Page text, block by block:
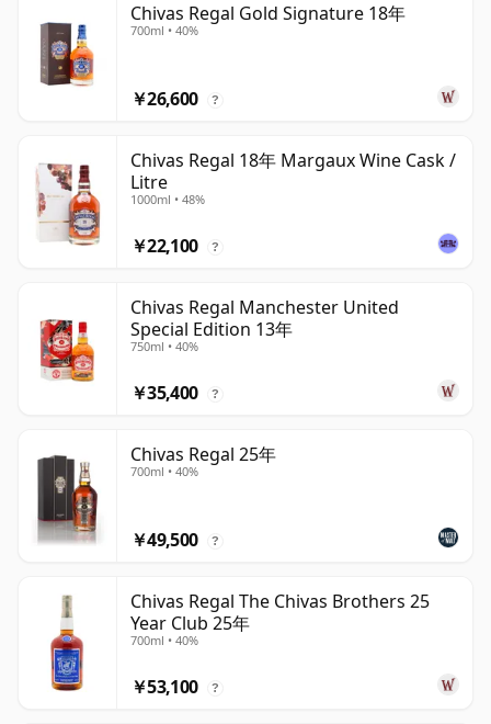
Chivas Regal Gold Signature 18年
700ml • 40%
￥26,600 ?
Chivas Regal 18年 Margaux Wine Cask /
Litre
1000ml • 48%
￥22,100 ?
Chivas Regal Manchester United
Special Edition 13年
750ml • 40%
￥35,400 ?
Chivas Regal 25年
700ml • 40%
￥49,500 ?
Chivas Regal The Chivas Brothers 25
Year Club 25年
700ml • 40%
￥53,100 ?